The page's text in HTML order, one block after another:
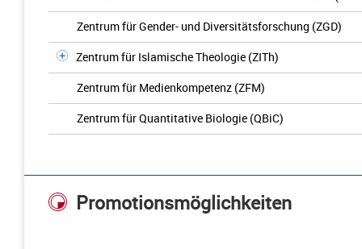
Zentrum für Gender- und Diversitätsforschung (ZGD)
Zentrum für Islamische Theologie (ZITh)
Zentrum für Medienkompetenz (ZFM)
Zentrum für Quantitative Biologie (QBiC)
Promotionsmöglichkeiten